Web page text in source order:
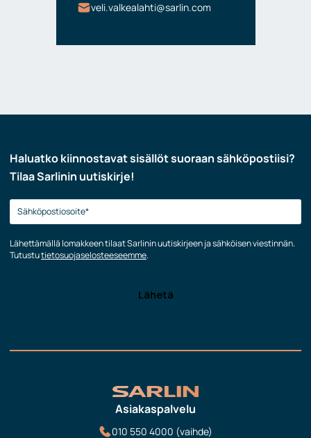
veli.valkealahti@sarlin.com
Haluatko kiinnostavat sisällöt suoraan sähköpostiisi?
Tilaa Sarlinin uutiskirje!
Lähettämällä lomakkeen tilaat Sarlinin uutiskirjeen ja sähköisen viestinnän.
Tutustutietosuojaselosteeseemme.
Asiakaspalvelu
010 550 4000 (vaihde)